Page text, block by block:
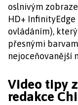
oslnivým
HD+
ovládáním),
přesnými
nejoceňovanější
Video tipy
redakce